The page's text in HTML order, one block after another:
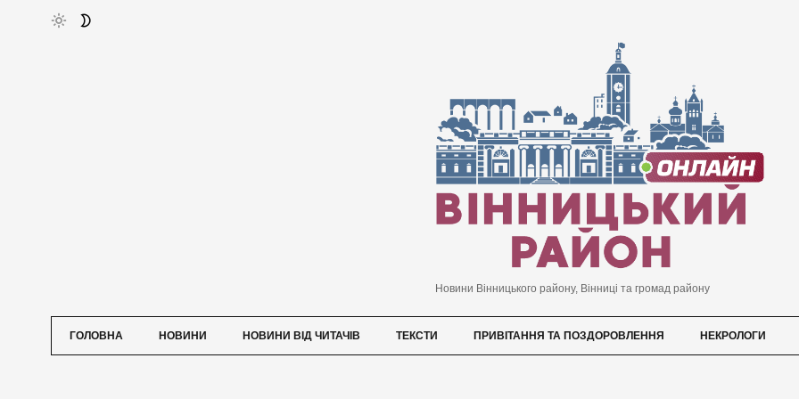
Новини Вінницького району, Вінниці та громад району
ГОЛОВНА НОВИНИ НОВИНИ ВІД ЧИТАЧІВ ТЕКСТИ ПРИВІТАННЯ ТА ПОЗДОРОВЛЕННЯ НЕКРОЛОГИ